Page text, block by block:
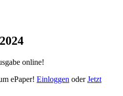
online!
ePaper! Einloggen oderJetzt